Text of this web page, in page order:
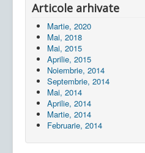
Articole arhivate
Martie, 2020
Mai, 2018
Mai, 2015
Aprilie, 2015
Noiembrie, 2014
Septembrie, 2014
Mai, 2014
Aprilie, 2014
Martie, 2014
Februarie, 2014